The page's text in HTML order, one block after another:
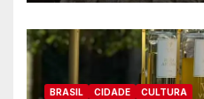
BRASIL CIDADE CULTURA